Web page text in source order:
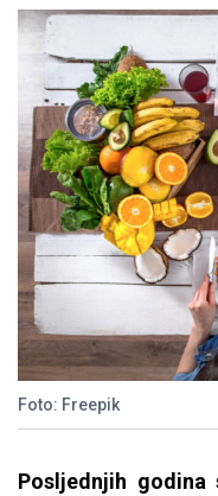
Foto: Freepik
Posljednjih godina